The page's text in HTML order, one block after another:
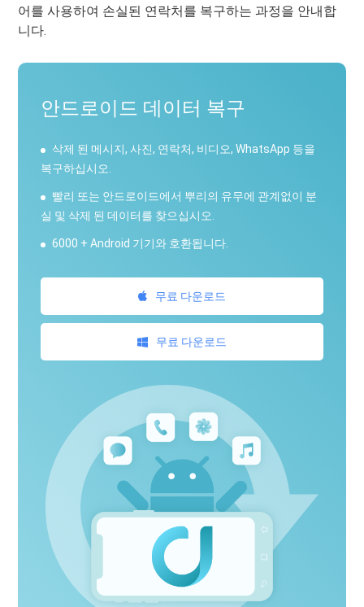
어를 사용하여 손실된 연락처를 복구하는 과정을 안내합
니다.
안드로이드 데이터 복구
삭제 된 메시지, 사진, 연락처, 비디오, WhatsApp 등을
복구하십시오.
빨리 또는 안드로이드에서 뿌리의 유무에 관계없이 분
실 및 삭제 된 데이터를 찾으십시오.
6000 + Android 기기와 호환됩니다.
무료 다운로드
무료 다운로드